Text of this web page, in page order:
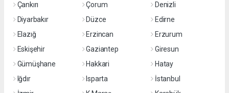
Çankırı
Çorum
Denizli
Diyarbakır
Düzce
Edirne
Elazığ
Erzincan
Erzurum
Eskişehir
Gaziantep
Giresun
Gümüşhane
Hakkari
Hatay
Iğdır
Isparta
İstanbul